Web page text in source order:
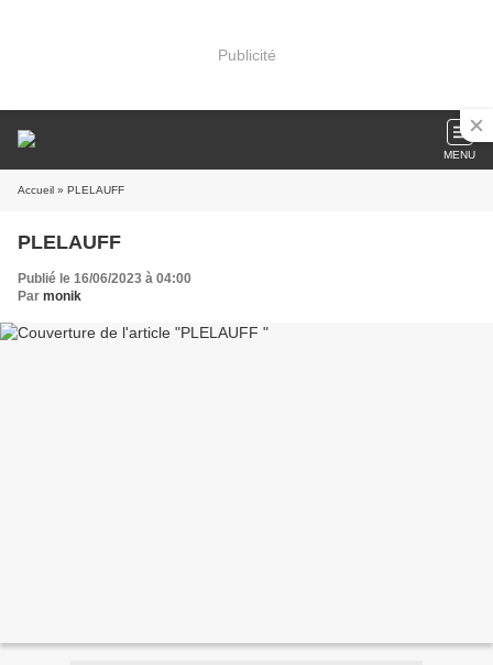
Publicité
MENU
Accueil » PLELAUFF
PLELAUFF
Publié le 16/06/2023 à 04:00
Par monik